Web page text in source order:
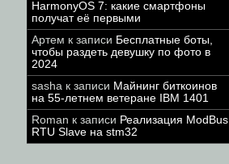
HarmonyOS 7: какие смартфоны
получат её первыми
Артем к записи Бесплатные боты,
чтобы раздеть девушку по фото в
2024
sasha к записи Майнинг биткоинов
на 55-летнем ветеране IBM 1401
Roman к записи Реализация ModBus
RTU Slave на stm32